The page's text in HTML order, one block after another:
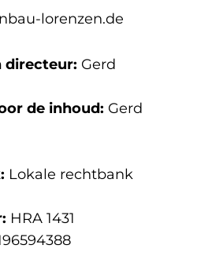
lorenzen.de
directeur: Gerd
de inhoud: Gerd
Lokale rechtbank
HRA 1431